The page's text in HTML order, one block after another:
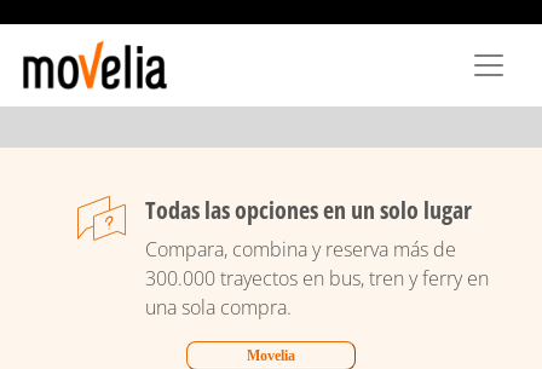
principal
Todas las opciones en un solo lugar
Compara, combina y reserva más de
300.000 trayectos en bus, tren y ferry en
una sola compra.
Movelia